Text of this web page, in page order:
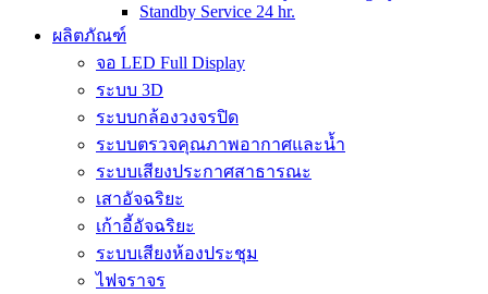
Standby Service 24 hr.
ผลิตภัณฑ์
จอ LED Full Display
ระบบ 3D
ระบบกล้องวงจรปิด
ระบบตรวจคุณภาพอากาศและน้ำ
ระบบเสียงประกาศสาธารณะ
เสาอัจฉริยะ
เก้าอี้อัจฉริยะ
ระบบเสียงห้องประชุม
ไฟจราจร